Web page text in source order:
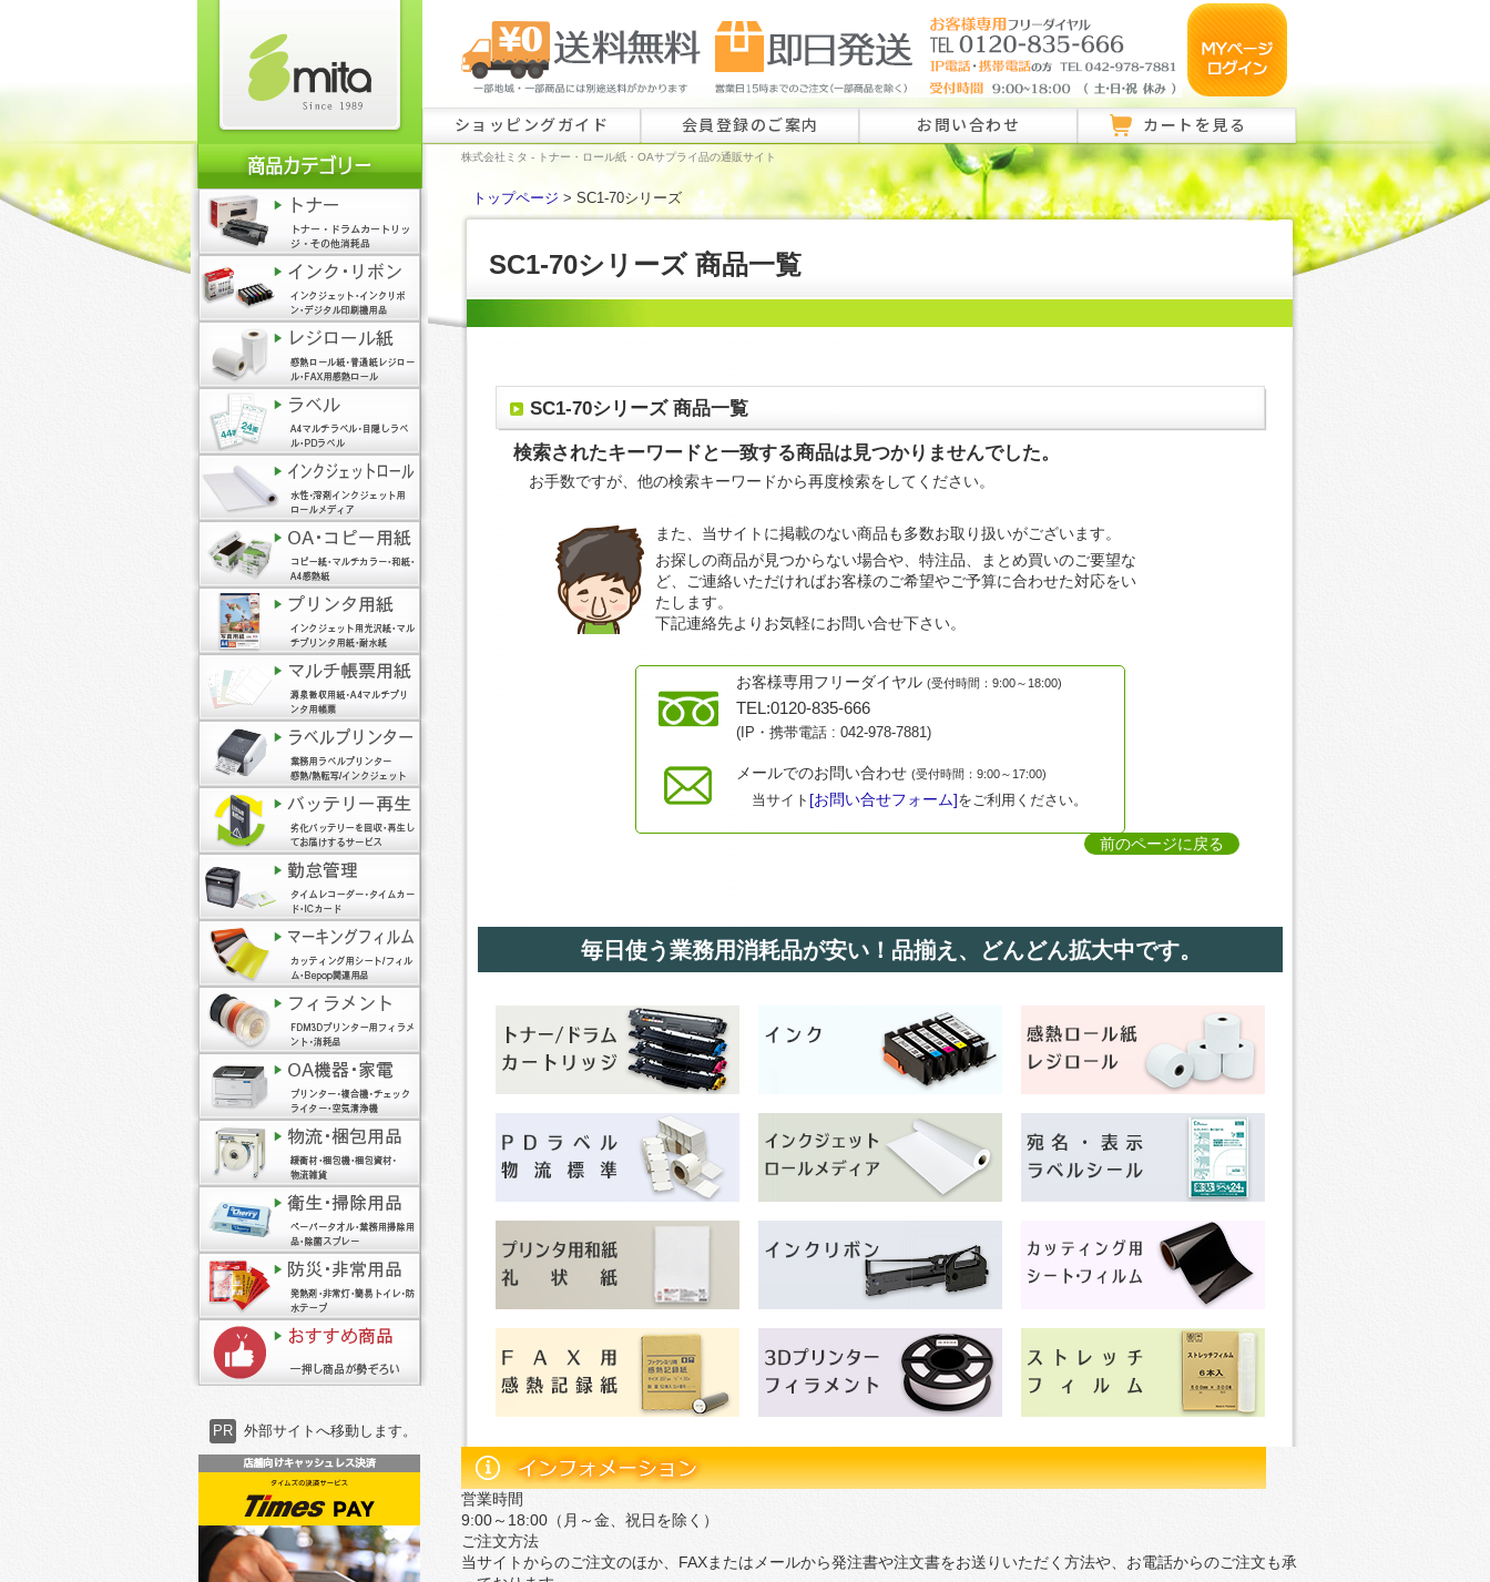
PR 外部サイトへ移動します。
ショッピングガイド 会員登録のご案内 お問い合わせ
ロール紙特注のご相談はこちら
カートを見る
株式会社ミタ - トナー・ロール紙・OAサプライ品の通販サイト
トップページ > SC1-70シリーズ
SC1-70シリーズ 商品一覧
SC1-70シリーズ 商品一覧
検索されたキーワードと一致する商品は見つかりませんでした。
お手数ですが、他の検索キーワードから再度検索をしてください。
また、当サイトに掲載のない商品も多数お取り扱いがございます。
お探しの商品が見つからない場合や、特注品、まとめ買いのご要望な
ど、ご連絡いただければお客様のご希望やご予算に合わせた対応をい
たします。
下記連絡先よりお気軽にお問い合せ下さい。
お客様専用フリーダイヤル (受付時間：9:00～18:00)
TEL:0120-835-666
(IP・携帯電話 : 042-978-7881)
メールでのお問い合わせ (受付時間：9:00～17:00)
当サイト [お問い合せフォーム]をご利用ください。
前のページに戻る
毎日使う業務用消耗品が安い！品揃え、どんどん拡大中です。
営業時間
9:00～18:00（月～金、祝日を除く）
ご注文方法
当サイトからのご注文のほか、FAXまたはメールから発注書や注文書をお送りいただく方法や、お電話からのご注文も承